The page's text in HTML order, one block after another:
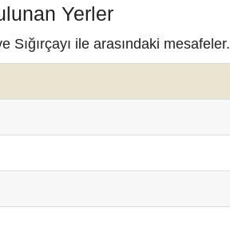
Yerler
ile arasındaki mesafeler.